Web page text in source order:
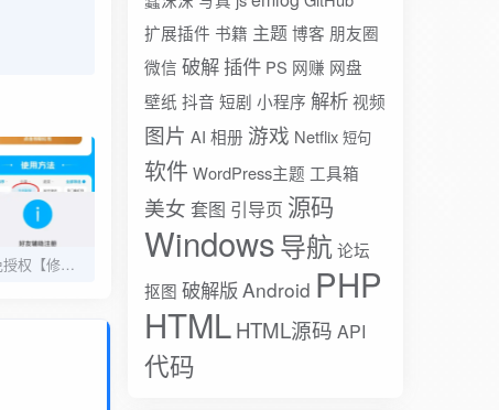
小R照妖镜V5.2.0免授权【修复支付】
扩展插件 书籍 主题博客 朋友圈
微信 破解插件 PS 网赚 网盘
壁纸 抖音 短剧 小程序 解析视频
图片 AI 相册 游戏 Netflix 短句
软件 WordPress主题 工具箱
美女 套图 引导页 源码
Windows导航论坛
抠图 破解版Android PHP
HTMLHTML源码 API
代码